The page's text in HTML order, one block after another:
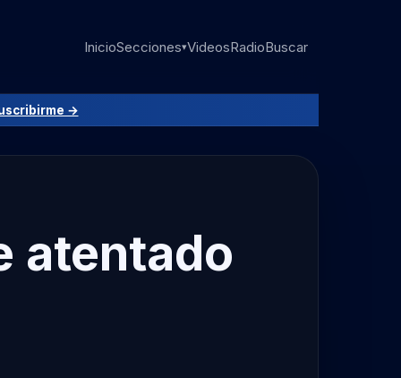
InicioSecciones▾VideosRadioBuscar
→
atentado